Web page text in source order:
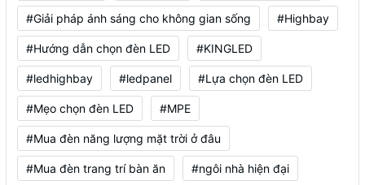
#Giải pháp ánh sáng cho không gian sống #Highbay
#Hướng dẫn chọn đèn LED #KINGLED
#ledhighbay #ledpanel #Lựa chọn đèn LED
#Mẹo chọn đèn LED #MPE
#Mua đèn năng lượng mặt trời ở đâu
#Mua đèn trang trí bàn ăn #ngôi nhà hiện đại